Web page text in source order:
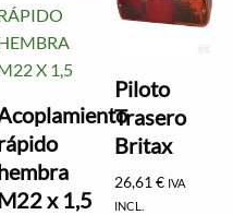
x 1,5
Piloto
Trasero
Britax
26,61€ IVA
INCL.